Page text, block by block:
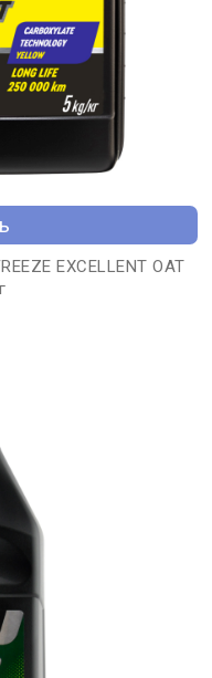
EXCELLENT OAT